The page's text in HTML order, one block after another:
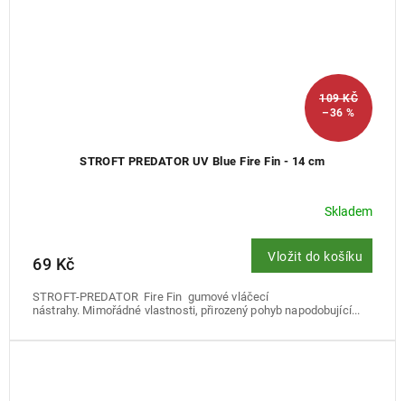
109 KČ
–36 %
STROFT PREDATOR UV Blue Fire Fin - 14 cm
Skladem
69 Kč Vložit do košíku
STROFT-PREDATOR Fire Fin gumové vláčecí
nástrahy. Mimořádné vlastnosti, přirozený pohyb napodobující...